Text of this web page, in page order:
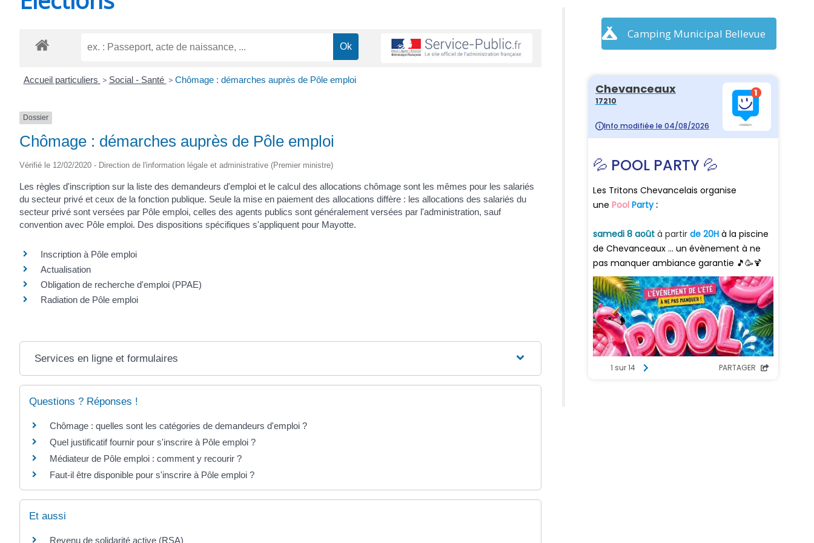
Accueil particuliers > Social - Santé > Chômage : démarches auprès de Pôle emploi
Dossier
Chômage : démarches auprès de Pôle emploi
Vérifié le 12/02/2020 - Direction de l'information légale et administrative (Premier ministre)
Les règles d'inscription sur la liste des demandeurs d'emploi et le calcul des allocations chômage sont les mêmes pour les salariés
du secteur privé et ceux de la fonction publique. Seule la mise en paiement des allocations diffère : les allocations des salariés du
secteur privé sont versées par Pôle emploi, celles des agents publics sont généralement versées par l'administration, sauf
convention avec Pôle emploi. Des dispositions spécifiques s'appliquent pour Mayotte.
Inscription à Pôle emploi
Actualisation
Obligation de recherche d'emploi (PPAE)
Radiation de Pôle emploi
Services en ligne et formulaires
Questions ? Réponses !
Chômage : quelles sont les catégories de demandeurs d'emploi ?
Quel justificatif fournir pour s'inscrire à Pôle emploi ?
Médiateur de Pôle emploi : comment y recourir ?
Faut-il être disponible pour s'inscrire à Pôle emploi ?
Et aussi
Revenu de solidarité active (RSA)
Camping Municipal Bellevue